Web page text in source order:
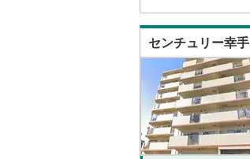
センチュリー幸手